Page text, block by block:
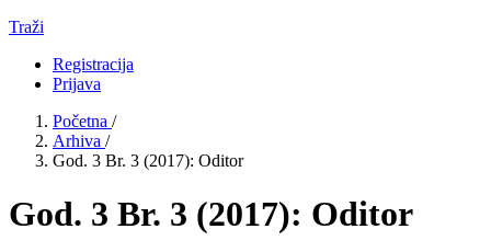
Traži
Registracija
Prijava
Početna /
Arhiva /
God. 3 Br. 3 (2017): Oditor
God. 3 Br. 3 (2017): Oditor